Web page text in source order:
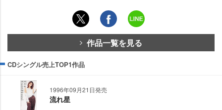
作品一覧を見る
CDシングル売上TOP1作品
1996年09月21日発売
流れ星